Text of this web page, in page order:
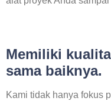
Memiliki
sama baiknya.
Kami tidak hanya fokus